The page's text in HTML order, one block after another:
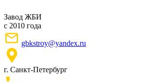
Завод ЖБИ
с 2010 года
gbkstroy@yandex.ru
г. Санкт-Петербург